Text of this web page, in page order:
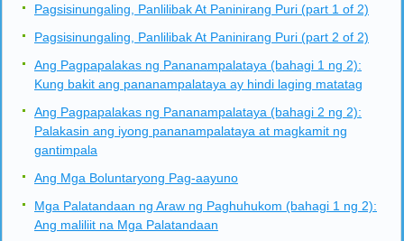
Pagsisinungaling, Panlilibak At Paninirang Puri (part 1 of 2)
Pagsisinungaling, Panlilibak At Paninirang Puri (part 2 of 2)
Ang Pagpapalakas ng Pananampalataya (bahagi 1 ng 2):
Kung bakit ang pananampalataya ay hindi laging matatag
Ang Pagpapalakas ng Pananampalataya (bahagi 2 ng 2):
Palakasin ang iyong pananampalataya at magkamit ng
gantimpala
Ang Mga Boluntaryong Pag-aayuno
Mga Palatandaan ng Araw ng Paghuhukom (bahagi 1 ng 2):
Ang maliliit na Mga Palatandaan